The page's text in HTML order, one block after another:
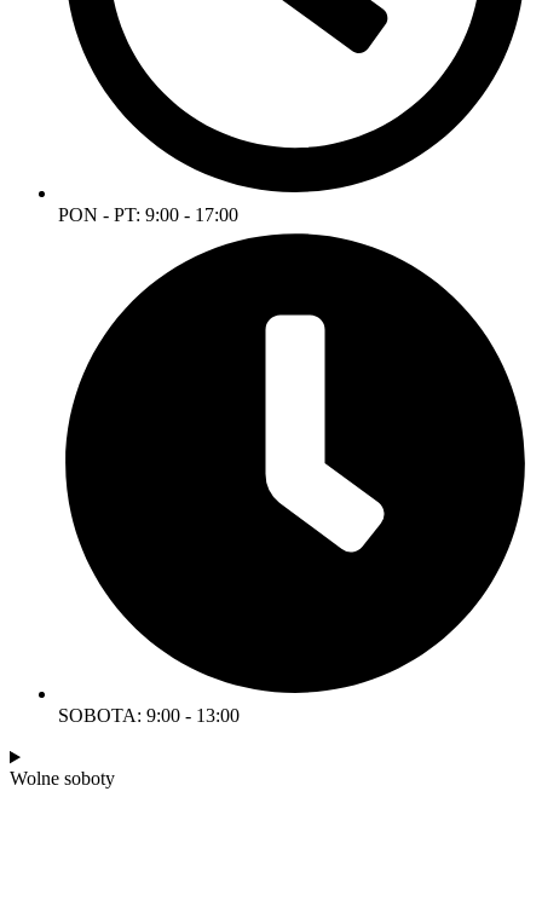
PON - PT: 9:00 - 17:00
SOBOTA: 9:00 - 13:00
Wolne soboty